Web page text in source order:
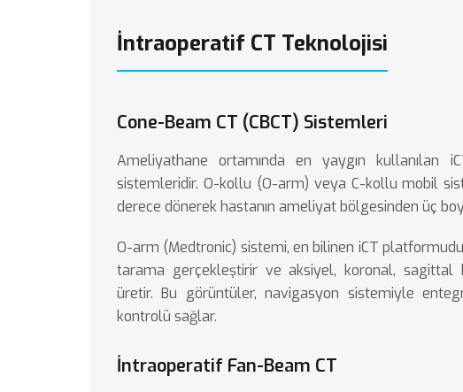
İntraoperatif CT Teknolojisi
Cone-Beam CT (CBCT) Sistemleri
Ameliyathane ortamında en yaygın kullanılan
sistemleridir. O-kollu (O-arm) veya C-kollu mobil
derece dönerek hastanın ameliyat bölgesinden üç
O-arm (Medtronic) sistemi, en bilinen iCT
tarama gerçekleştirir ve aksiyel, koronal, sagittal
üretir. Bu görüntüler, navigasyon sistemiyle
kontrolü sağlar.
İntraoperatif Fan-Beam CT